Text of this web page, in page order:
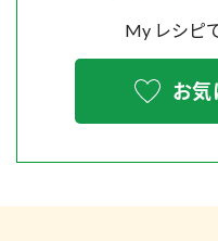
My レシピ
お気